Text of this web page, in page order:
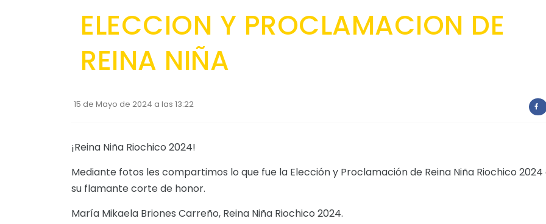
ELECCION Y PROCLAMACION DE
REINA NIÑA
15 de Mayo de 2024 a las 13:22
¡Reina Niña Riochico 2024!
Mediante fotos les compartimos lo que fue la Elección y Proclamación de Reina Niña Riochico
su flamante corte de honor.
María Mikaela Briones Carreño, Reina Niña Riochico 2024.